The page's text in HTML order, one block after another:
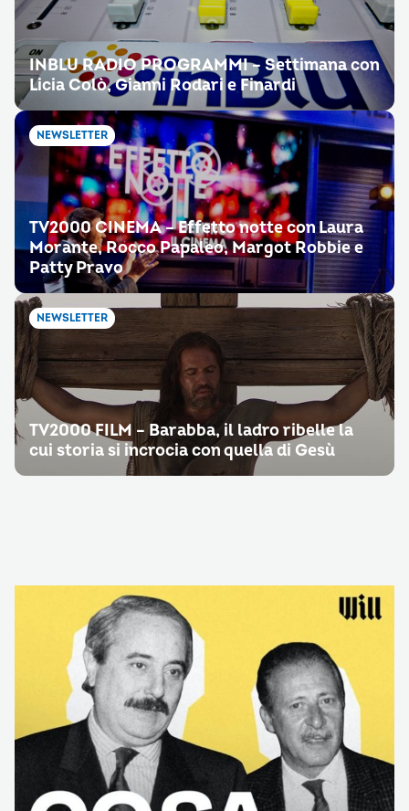
INBLU RADIO PROGRAMMI – Settimana con
Licia Colò, Gianni Rodari e Finardi
NEWSLETTER
TV2000 CINEMA – Effetto notte con Laura
Morante, Rocco Papaleo, Margot Robbie e
Patty Pravo
NEWSLETTER
TV2000 FILM – Barabba, il ladro ribelle la
cui storia si incrocia con quella di Gesù